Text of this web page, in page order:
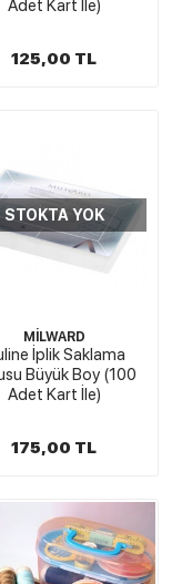
Adet Kart İle)
125,00 TL
STOKTA YOK
MİLWARD
İplik Saklama
Büyük Boy (100
Adet Kart İle)
175,00 TL